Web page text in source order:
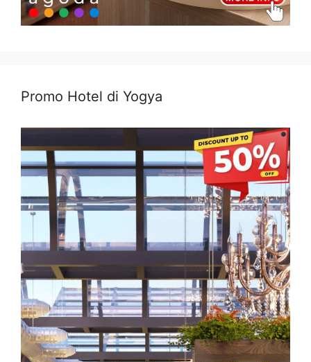
Promo Hotel di Yogya